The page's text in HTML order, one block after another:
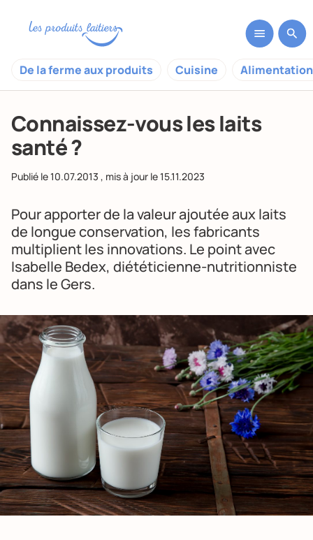
De la ferme aux produits Cuisine
Connaissez-vous les laits
santé ?
Publié le10.07.2013 , mis à jour le15.11.2023
Pour apporter de la valeur ajoutée aux laits
de longue conservation, les fabricants
multiplient les innovations. Le point avec
Isabelle Bedex, diététicienne-nutritionniste
dans le Gers.